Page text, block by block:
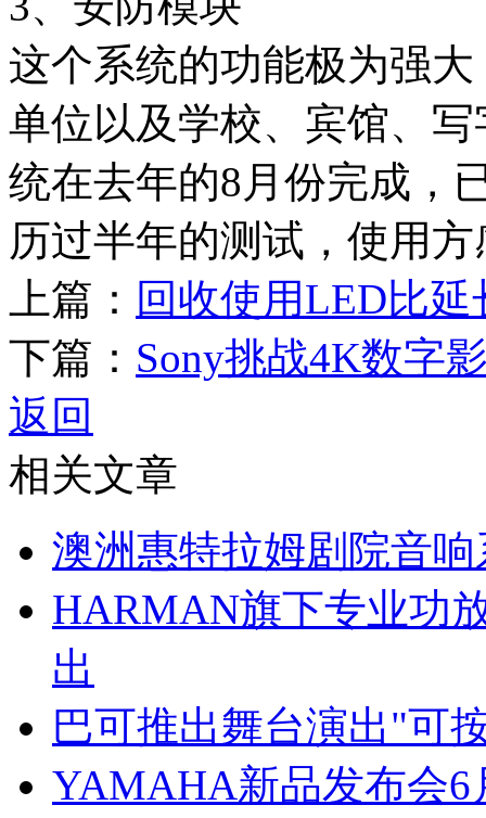
这个系统的功能极为强
单位以及学校、宾馆、
统在去年的8月份完成，
历过半年的测试，使用
上篇： 回收使用LED比
下篇： Sony挑战4K数字
返回
相关文章
澳洲惠特拉姆剧院音
HARMAN旗下专业功
出
巴可推出舞台演出"可
YAMAHA新品发布会6